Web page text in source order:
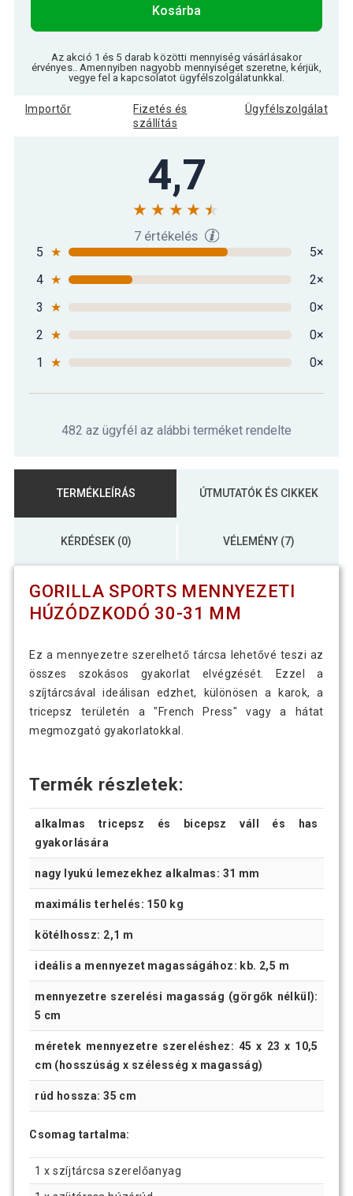
Kosárba
Az akció 1 és 5 darab közötti mennyiség vásárlásakor
érvényes.. Amennyiben nagyobb mennyiséget szeretne, kérjük,
vegye fel a kapcsolatot ügyfélszolgálatunkkal.
Importőr
Fizetés és
szállítás
Ügyfélszolgálat
4,7
7 értékelés
5 ★
5×
4 ★
2×
3
★
0×
2 ★
0×
1
★ 0×
482 az ügyfél az alábbi terméket rendelte
TERMÉKLEÍRÁS ÚTMUTATÓK ÉS CIKKEK
KÉRDÉSEK (0) VÉLEMÉNY (7)
GORILLA SPORTS MENNYEZETI
HÚZÓDZKODÓ 30-31 MM
Ez a mennyezetre szerelhető tárcsa lehetővé teszi az
összes szokásos gyakorlat elvégzését. Ezzel a
szíjtárcsával ideálisan edzhet, különösen a karok, a
tricepsz területén a "French Press" vagy a hátat
megmozgató gyakorlatokkal.
Termék részletek:
alkalmas tricepsz és bicepsz váll és has
gyakorlására
nagy lyukú lemezekhez alkalmas: 31 mm
maximális terhelés: 150 kg
kötélhossz: 2,1 m
ideális a mennyezet magasságához: kb. 2,5 m
mennyezetre szerelési magasság (görgők nélkül):
5 cm
méretek mennyezetre szereléshez: 45 x 23 x 10,5
cm (hosszúság x szélesség x magasság)
rúd hossza: 35 cm
Csomag tartalma:
1 x szíjtárcsa szerelőanyag